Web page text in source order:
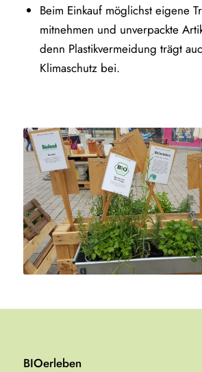
Beim Einkauf möglichst eigene
mitnehmen und unverpackte
denn Plastikvermeidung trägt
Klimaschutz bei.
BIOerleben